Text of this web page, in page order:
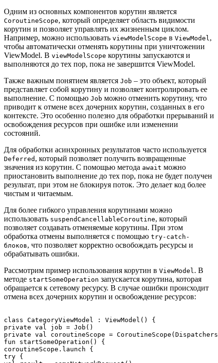
Одним из основных компонентов корутин является
CoroutineScope, который определяет область видимости
корутин и позволяет управлять их жизненным циклом.
Например, можно использовать viewModelScope в ViewModel,
чтобы автоматически отменять корутины при уничтожении
ViewModel. В viewModelScope корутины запускаются и
выполняются до тех пор, пока не завершится ViewModel.
Также важным понятием является Job – это объект, который
представляет собой корутину и позволяет контролировать ее
выполнение. С помощью Job можно отменить корутину, что
приводит к отмене всех дочерних корутин, созданных в его
контексте. Это особенно полезно для обработки прерываний и
освобождения ресурсов при ошибке или изменении
состояний.
Для обработки асинхронных результатов часто используется
Deferred , который позволяет получить возвращенные
значения из корутин. С помощью метода await можно
приостановить выполнение до тех пор, пока не будет получен
результат, при этом не блокируя поток. Это делает код более
чистым и читаемым.
Для более гибкого управления корутинами можно
использовать suspendCancellableCoroutine, который
позволяет создавать отменяемые корутины. При этом
обработка отмены выполняется с помощью try-catch-
блоков, что позволяет корректно освобождать ресурсы и
обрабатывать ошибки.
Рассмотрим пример использования корутин в ViewModel. В
методе startSomeOperation запускается корутина, которая
обращается к сетевому ресурсу. В случае ошибки происходит
отмена всех дочерних корутин и освобождение ресурсов:
class CategoryViewModel : ViewModel() {
private val job = Job()
private val coroutineScope =
fun startSomeOperation() {
coroutineScope.launch {
try {